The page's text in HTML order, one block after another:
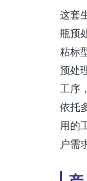
这套
瓶预
粘标
预处
工序
依托
用的
户需